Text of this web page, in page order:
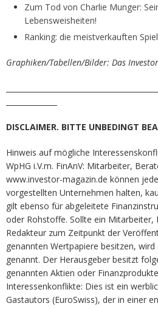
Zum Tod von Charlie Munger:
Lebensweisheiten!
Ranking: die meistverkauften
Graphiken/Tabellen/Bilder: Das
DISCLAIMER. BITTE UNBEDINGT
Hinweis auf mögliche
WpHG i.V.m. FinAnV: Mitarbeiter,
www.investor-magazin.de können
vorgestellten Unternehmen halten,
gilt ebenso für abgeleitete
oder Rohstoffe. Sollte ein Mitarbeiter,
Redakteur zum Zeitpunkt der
genannten Wertpapiere besitzen, wird
genannt. Der Herausgeber besitzt
genannten Aktien oder
Interessenkonflikte: Dies ist ein
Gastautors (EuroSwiss), der in einer